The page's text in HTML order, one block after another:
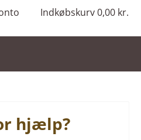
varer
Indkøbskurv0,00 kr.
hjælp?